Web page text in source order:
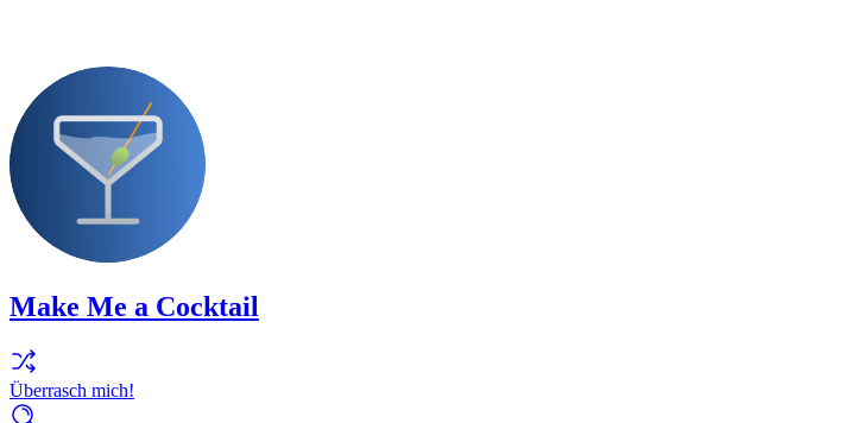
Make Me a Cocktail
Überrasch mich!